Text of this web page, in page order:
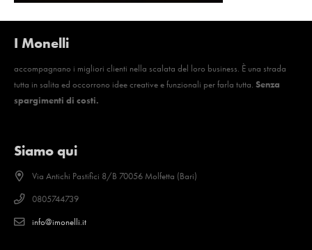
I Monelli
accompagnano i migliori clienti nella scalata del loro business. È una strada
tutta in salita ed occorrono idee creative e funzionali per farla tutta. Senza
spargimenti di costi.
Siamo qui
Via Antichi Pastifici 8/B 70056 Molfetta (Bari)
0805744739
info@imonelli.it